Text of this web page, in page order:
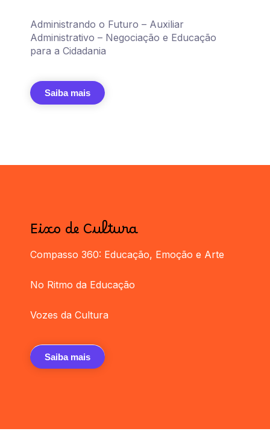
Administrando o Futuro – Auxiliar
Administrativo – Negociação e Educação
para a Cidadania
Saiba mais
Eixo de Cultura
Compasso 360: Educação, Emoção e Arte
No Ritmo da Educação
Vozes da Cultura
Saiba mais